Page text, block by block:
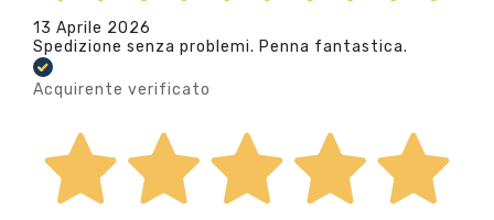
13 Aprile 2026
Spedizione senza problemi. Penna fantastica.
Acquirente verificato